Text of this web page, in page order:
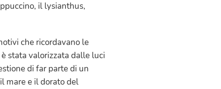
il lysianthus,
che ricordavano le
stata valorizzata dalle luci
di far parte di un
mare e il dorato del